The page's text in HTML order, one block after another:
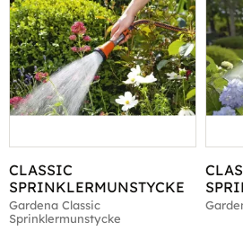
CLASSIC
SPRINKLERMUNSTYCKE
Gardena Classic
Sprinklermunstycke